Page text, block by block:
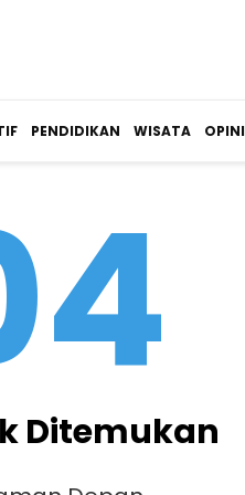
PENDIDIKAN WISATA OPINI
Ditemukan